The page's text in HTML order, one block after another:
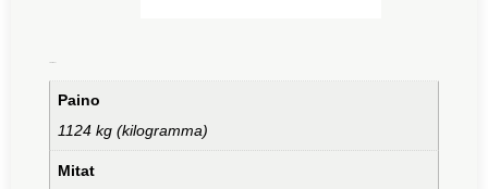
Paino
1124 kg (kilogramma)
Mitat